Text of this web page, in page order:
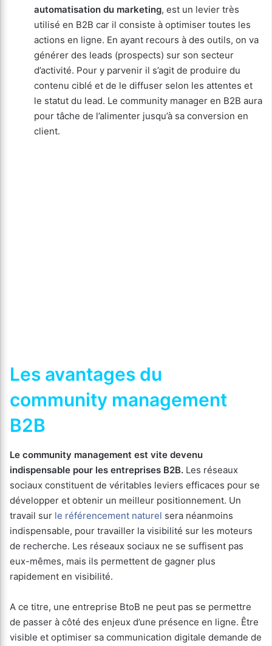
automatisation du marketing, est un levier très
utilisé en B2B car il consiste à optimiser toutes les
actions en ligne. En ayant recours à des outils, on va
générer des leads (prospects) sur son secteur
d’activité. Pour y parvenir il s’agit de produire du
contenu ciblé et de le diffuser selon les attentes et
le statut du lead. Le community manager en B2B aura
pour tâche de l’alimenter jusqu’à sa conversion en
client.
Les avantages du
community management
B2B
Le community management est vite devenu
indispensable pour les entreprises B2B. Les réseaux
sociaux constituent de véritables leviers efficaces pour se
développer et obtenir un meilleur positionnement. Un
travail sur le référencement naturel sera néanmoins
indispensable, pour travailler la visibilité sur les moteurs
de recherche. Les réseaux sociaux ne se suffisent pas
eux-mêmes, mais ils permettent de gagner plus
rapidement en visibilité.
A ce titre, une entreprise BtoB ne peut pas se permettre
de passer à côté des enjeux d’une présence en ligne. Être
visible et optimiser sa communication digitale demande de